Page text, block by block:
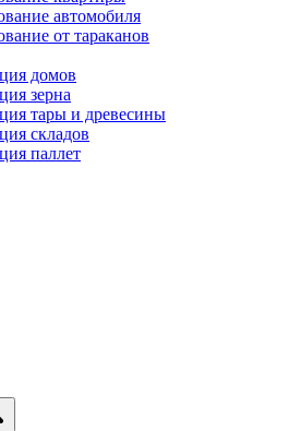
автомобиля
от тараканов
домов
зерна
тары и древесины
складов
паллет